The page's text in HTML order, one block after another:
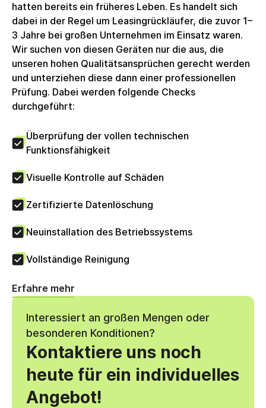
Differenzbesteuerung.
hatten bereits ein früheres Leben. Es handelt sich
dabei in der Regel um Leasingrückläufer, die zuvor 1–
3 Jahre bei großen Unternehmen im Einsatz waren.
Wir suchen von diesen Geräten nur die aus, die
unseren hohen Qualitätsansprüchen gerecht werden
und unterziehen diese dann einer professionellen
Prüfung. Dabei werden folgende Checks
durchgeführt:
Überprüfung der vollen technischen
Funktionsfähigkeit
Visuelle Kontrolle auf Schäden
Zertifizierte Datenlöschung
Neuinstallation des Betriebssystems
Vollständige Reinigung
Erfahre mehr
Interessiert an großen Mengen oder
besonderen Konditionen?
Kontaktiere uns noch
heute für ein individuelles
Angebot!